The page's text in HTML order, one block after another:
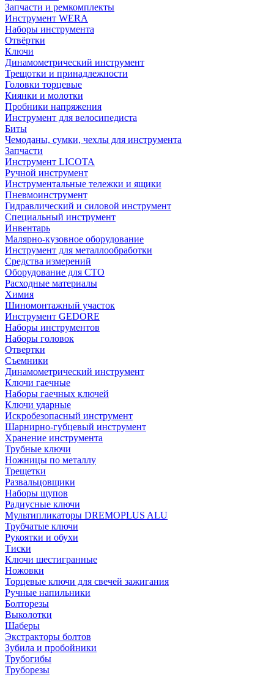
Запчасти и ремкомплекты
Инструмент WERA
Наборы инструмента
Отвёртки
Ключи
Динамометрический инструмент
Трещотки и принадлежности
Головки торцевые
Киянки и молотки
Пробники напряжения
Инструмент для велосипедиста
Биты
Чемоданы, сумки, чехлы для инструмента
Запчасти
Инструмент LICOTA
Ручной инструмент
Инструментальные тележки и ящики
Пневмоинструмент
Гидравлический и силовой инструмент
Специальный инструмент
Инвентарь
Малярно-кузовное оборудование
Инструмент для металлообработки
Средства измерений
Оборудование для СТО
Расходные материалы
Химия
Шиномонтажный участок
Инструмент GEDORE
Наборы инструментов
Наборы головок
Отвертки
Съемники
Динамометрический инструмент
Ключи гаечные
Наборы гаечных ключей
Ключи ударные
Искробезопасный инструмент
Шарнирно-губцевый инструмент
Хранение инструмента
Трубные ключи
Ножницы по металлу
Трещетки
Развальцовщики
Наборы щупов
Радиусные ключи
Мультипликаторы DREMOPLUS ALU
Трубчатые ключи
Рукоятки и обухи
Тиски
Ключи шестигранные
Ножовки
Торцевые ключи для свечей зажигания
Ручные напильники
Болторезы
Выколотки
Шаберы
Экстракторы болтов
Зубила и пробойники
Трубогибы
Труборезы